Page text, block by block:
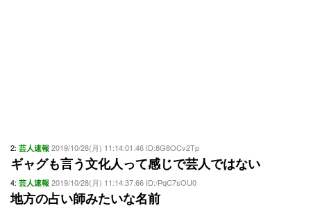
2: 芸人速報 2019/10/28(月) 11:14:01.46 ID:8G8OCv2Tp
ギャグも言う文化人って感じで芸人ではない
4: 芸人速報 2019/10/28(月) 11:14:37.66 ID:/PqC7sOU0
地方の占い師みたいな名前